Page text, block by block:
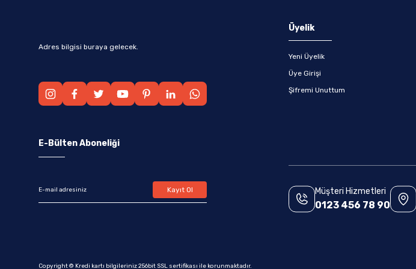
Adres bilgisi buraya gelecek.
Üyelik
Yeni Üyelik
Üye Girişi
Şifremi Unuttum
E-Bülten Aboneliği
Kayıt Ol Müşteri Hizmetleri
0123 456 78 90
Copyright © Kredi kartı bilgileriniz 256bit SSL sertifikası ile korunmaktadır.